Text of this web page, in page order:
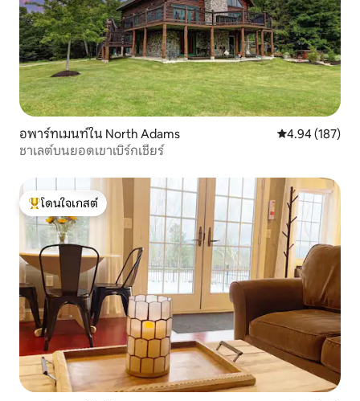
อพาร์ทเมนท์ใน North Adams คะแนนเฉลี่ย
4.94 (187)
ชาเลต์บนยอดเขาเบิร์กเชียร์
โดนใจเกสต์ที่สุด
โดนใจเกสต์